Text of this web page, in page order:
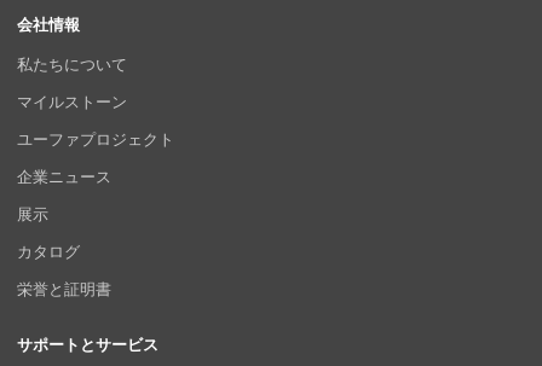
会社情報
私たちについて
マイルストーン
ユーファプロジェクト
企業ニュース
展示
カタログ
栄誉と証明書
サポートとサービス